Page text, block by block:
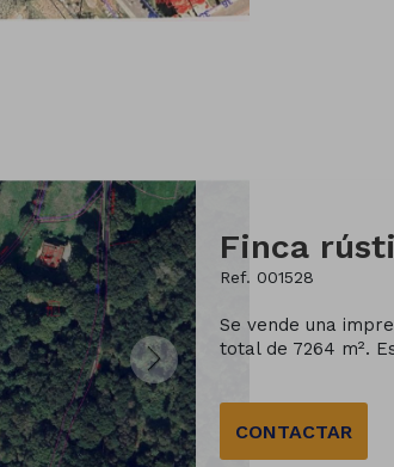
Finca
Ref. 001528
Se vende una
total de 7264 m².
CONTACTAR